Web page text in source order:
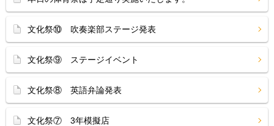
文化祭⑩ 吹奏楽部ステージ発表
文化祭⑨ ステージイベント
文化祭⑧ 英語弁論発表
文化祭⑦ 3年模擬店